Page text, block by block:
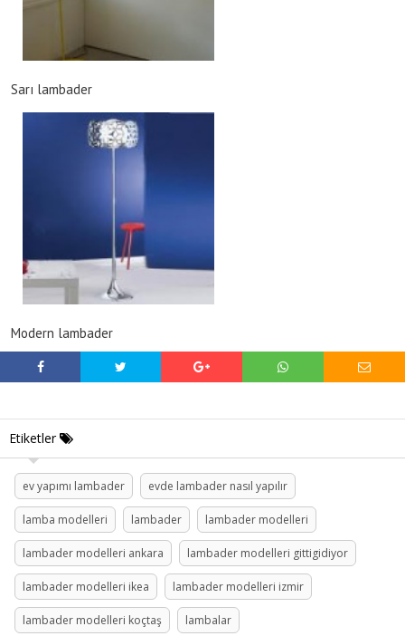
Sarı lambader
Modern lambader
Etiketler
ev yapımı lambader evde lambader nasıl yapılır
lamba modelleri lambader lambader modelleri
lambader modelleri ankara lambader modelleri gittigidiyor
lambader modelleri ikea lambader modelleri izmir
lambader modelleri koçtaş lambalar